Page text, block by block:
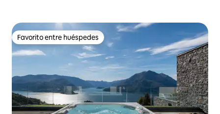
Favorito entre huéspedes
Favorito entre huéspedes